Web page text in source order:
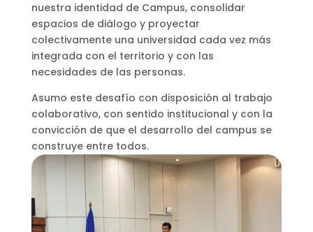
nuestra identidad de Campus, consolidar
espacios de diálogo y proyectar
colectivamente una universidad cada vez más
integrada con el territorio y con las
necesidades de las personas.
Asumo este desafío con disposición al trabajo
colaborativo, con sentido institucional y con la
convicción de que el desarrollo del campus se
construye entre todos.